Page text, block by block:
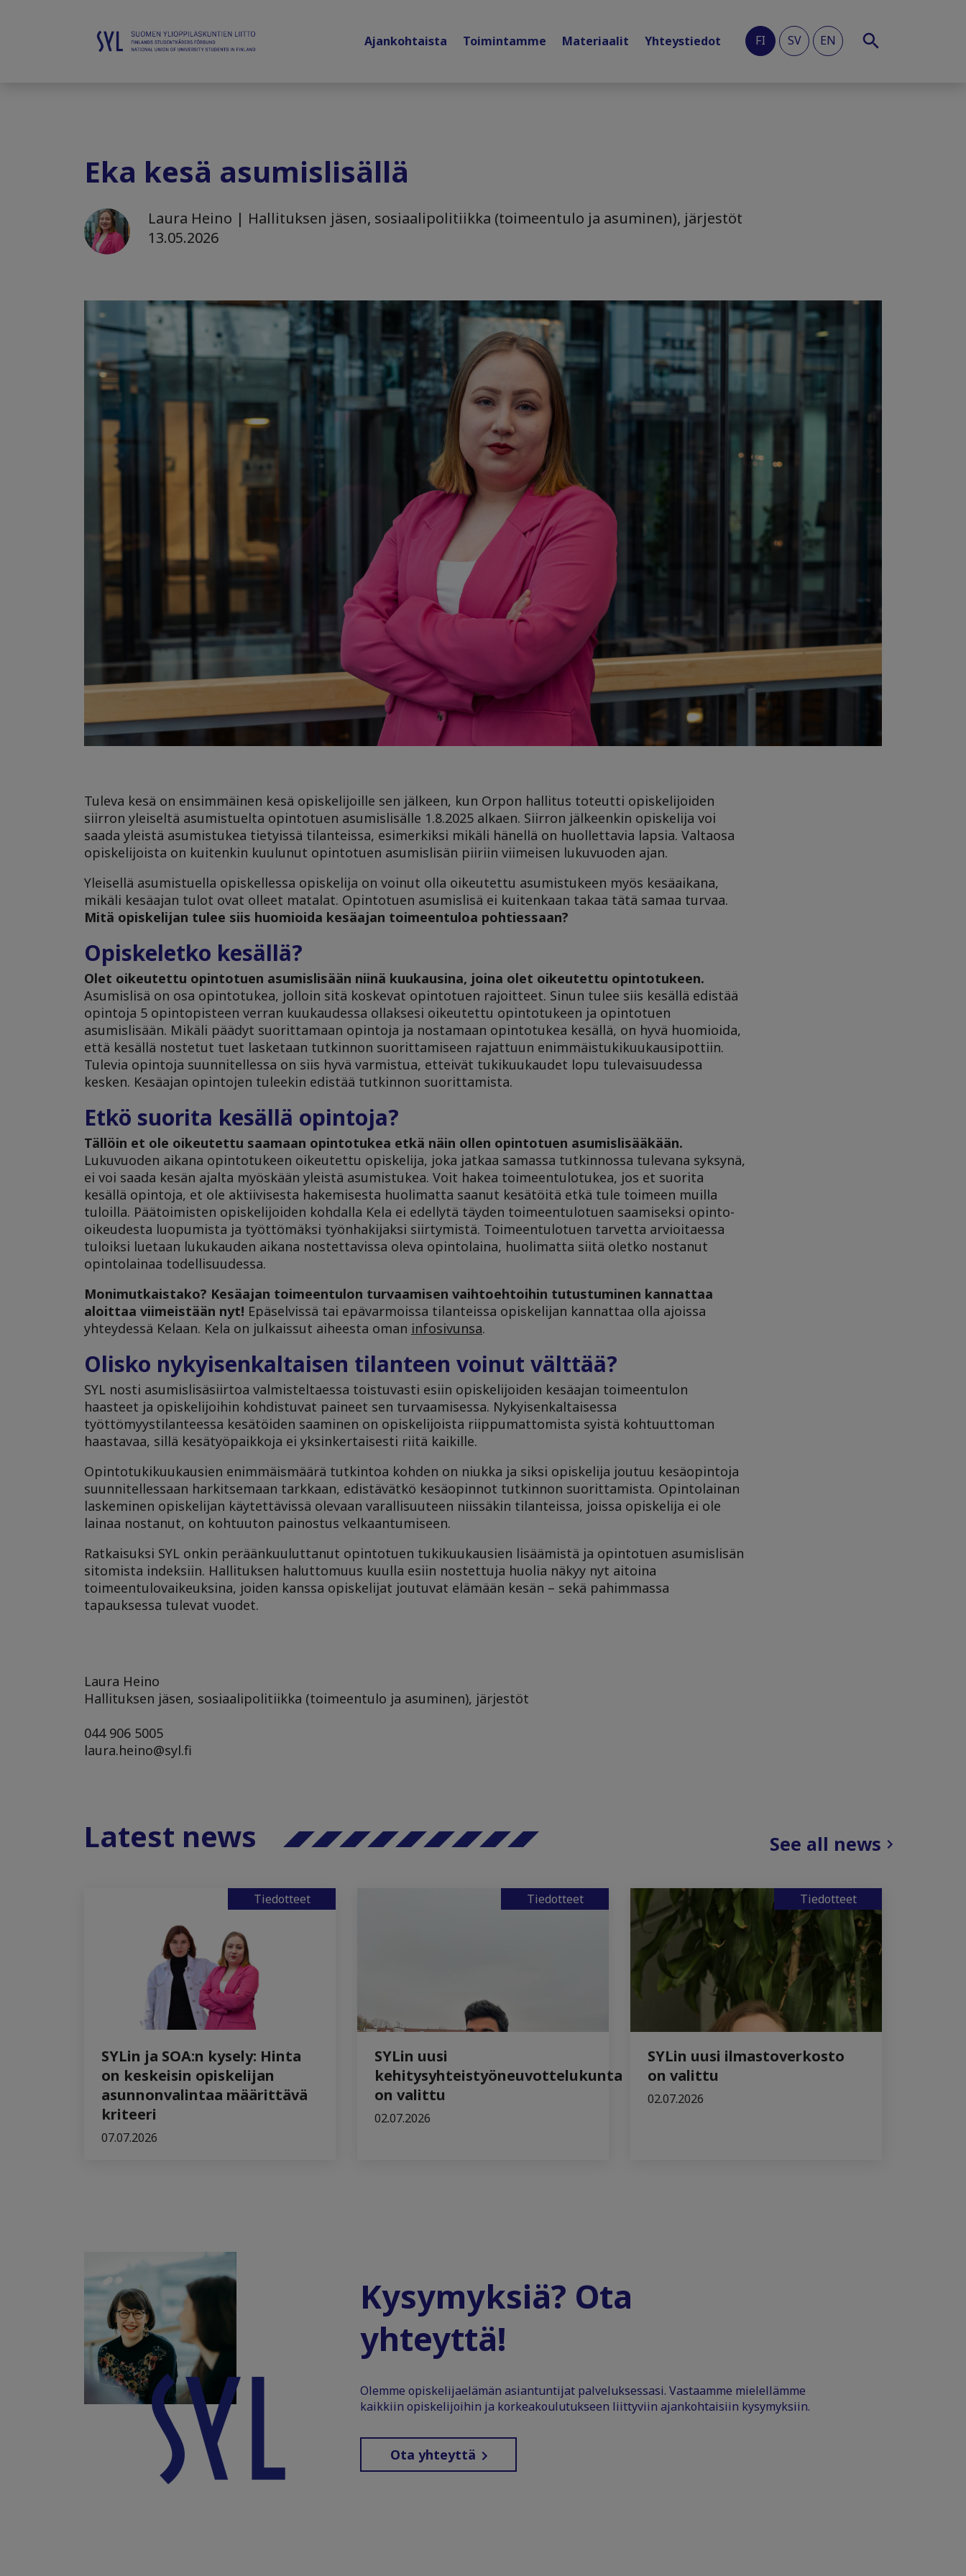
Ajankohtaista Toimintamme Materiaalit Yhteystiedot FI SV EN
Eka kesä asumislisällä
Laura Heino | Hallituksen jäsen, sosiaalipolitiikka (toimeentulo ja asuminen), järjestöt
13.05.2026
Tuleva kesä on ensimmäinen kesä opiskelijoille sen jälkeen, kun Orpon hallitus toteutti opiskelijoiden
siirron yleiseltä asumistuelta opintotuen asumislisälle 1.8.2025 alkaen. Siirron jälkeenkin opiskelija voi
saada yleistä asumistukea tietyissä tilanteissa, esimerkiksi mikäli hänellä on huollettavia lapsia. Valtaosa
opiskelijoista on kuitenkin kuulunut opintotuen asumislisän piiriin viimeisen lukuvuoden ajan.
Yleisellä asumistuella opiskellessa opiskelija on voinut olla oikeutettu asumistukeen myös kesäaikana,
mikäli kesäajan tulot ovat olleet matalat. Opintotuen asumislisä ei kuitenkaan takaa tätä samaa turvaa.
Mitä opiskelijan tulee siis huomioida kesäajan toimeentuloa pohtiessaan?
Opiskeletko kesällä?
Olet oikeutettu opintotuen asumislisään niinä kuukausina, joina olet oikeutettu opintotukeen.
Asumislisä on osa opintotukea, jolloin sitä koskevat opintotuen rajoitteet. Sinun tulee siis kesällä edistää
opintoja 5 opintopisteen verran kuukaudessa ollaksesi oikeutettu opintotukeen ja opintotuen
asumislisään. Mikäli päädyt suorittamaan opintoja ja nostamaan opintotukea kesällä, on hyvä huomioida,
että kesällä nostetut tuet lasketaan tutkinnon suorittamiseen rajattuun enimmäistukikuukausipottiin.
Tulevia opintoja suunnitellessa on siis hyvä varmistua, etteivät tukikuukaudet lopu tulevaisuudessa
kesken. Kesäajan opintojen tuleekin edistää tutkinnon suorittamista.
Etkö suorita kesällä opintoja?
Tällöin et ole oikeutettu saamaan opintotukea etkä näin ollen opintotuen asumislisääkään.
Lukuvuoden aikana opintotukeen oikeutettu opiskelija, joka jatkaa samassa tutkinnossa tulevana syksynä,
ei voi saada kesän ajalta myöskään yleistä asumistukea. Voit hakea toimeentulotukea, jos et suorita
kesällä opintoja, et ole aktiivisesta hakemisesta huolimatta saanut kesätöitä etkä tule toimeen muilla
tuloilla. Päätoimisten opiskelijoiden kohdalla Kela ei edellytä täyden toimeentulotuen saamiseksi opinto-
oikeudesta luopumista ja työttömäksi työnhakijaksi siirtymistä. Toimeentulotuen tarvetta arvioitaessa
tuloiksi luetaan lukukauden aikana nostettavissa oleva opintolaina, huolimatta siitä oletko nostanut
opintolainaa todellisuudessa.
Monimutkaistako? Kesäajan toimeentulon turvaamisen vaihtoehtoihin tutustuminen kannattaa
aloittaa viimeistään nyt! Epäselvissä tai epävarmoissa tilanteissa opiskelijan kannattaa olla ajoissa
yhteydessä Kelaan. Kela on julkaissut aiheesta oman infosivunsa.
Olisko nykyisenkaltaisen tilanteen voinut välttää?
SYL nosti asumislisäsiirtoa valmisteltaessa toistuvasti esiin opiskelijoiden kesäajan toimeentulon
haasteet ja opiskelijoihin kohdistuvat paineet sen turvaamisessa. Nykyisenkaltaisessa
työttömyystilanteessa kesätöiden saaminen on opiskelijoista riippumattomista syistä kohtuuttoman
haastavaa, sillä kesätyöpaikkoja ei yksinkertaisesti riitä kaikille.
Opintotukikuukausien enimmäismäärä tutkintoa kohden on niukka ja siksi opiskelija joutuu kesäopintoja
suunnitellessaan harkitsemaan tarkkaan, edistävätkö kesäopinnot tutkinnon suorittamista. Opintolainan
laskeminen opiskelijan käytettävissä olevaan varallisuuteen niissäkin tilanteissa, joissa opiskelija ei ole
lainaa nostanut, on kohtuuton painostus velkaantumiseen.
Ratkaisuksi SYL onkin peräänkuuluttanut opintotuen tukikuukausien lisäämistä ja opintotuen asumislisän
sitomista indeksiin. Hallituksen haluttomuus kuulla esiin nostettuja huolia näkyy nyt aitoina
toimeentulovaikeuksina, joiden kanssa opiskelijat joutuvat elämään kesän – sekä pahimmassa
tapauksessa tulevat vuodet.
Laura Heino
Hallituksen jäsen, sosiaalipolitiikka (toimeentulo ja asuminen), järjestöt
044 906 5005
laura.heino@syl.fi
Latest news See all news
Tiedotteet
SYLin ja SOA:n kysely: Hinta
on keskeisin opiskelijan
asunnonvalintaa määrittävä
kriteeri
07.07.2026
Tiedotteet
SYLin uusi
kehitysyhteistyöneuvottelukunta
on valittu
02.07.2026
Tiedotteet
SYLin uusi ilmastoverkosto
on valittu
02.07.2026
Kysymyksiä? Ota
yhteyttä!
Olemme opiskelijaelämän asiantuntijat palveluksessasi. Vastaamme mielellämme
kaikkiin opiskelijoihin ja korkeakoulutukseen liittyviin ajankohtaisiin kysymyksiin.
Ota yhteyttä